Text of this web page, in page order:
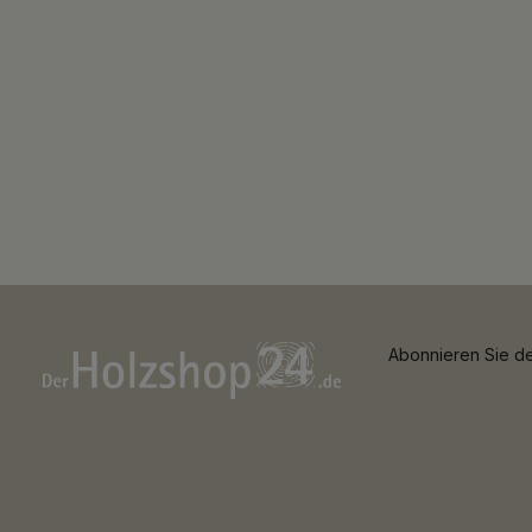
Abonnieren Sie